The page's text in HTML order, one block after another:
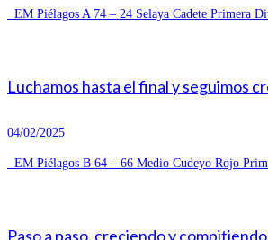
EM Piélagos A 74 – 24 Selaya Cadete Primera
Luchamos hasta el final y seguimos
04/02/2025
EM Piélagos B 64 – 66 Medio Cudeyo Rojo
Paso a paso, creciendo y